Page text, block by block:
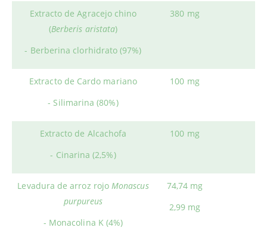
Extracto de Agracejo chino
(Berberis aristata)
- Berberina clorhidrato (97%)
380 mg
Extracto de Cardo mariano
- Silimarina (80%)
100 mg
Extracto de Alcachofa
- Cinarina (2,5%)
100 mg
Levadura de arroz rojo Monascus
purpureus
- Monacolina K (4%)
74,74 mg
2,99 mg